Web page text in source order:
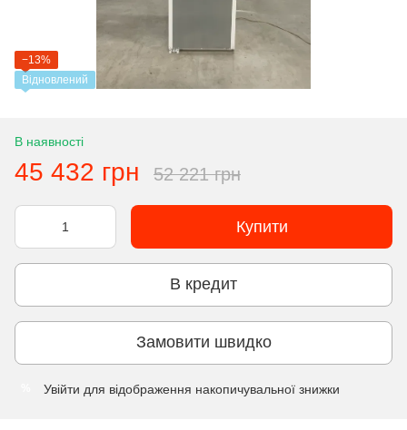
−13%
Відновлений
В наявності
45 432 грн 52 221 грн
Купити
В кредит
Замовити швидко
Увійти для відображення накопичувальної знижки